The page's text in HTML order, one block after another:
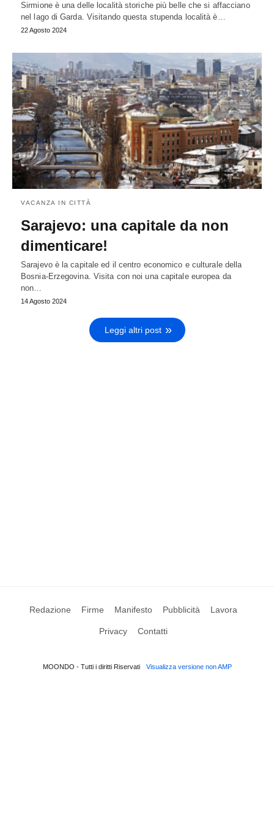
Sirmione è una delle località storiche più belle che si affacciano
nel lago di Garda. Visitando questa stupenda località è…
22 Agosto 2024
VACANZA IN CITTÀ
Sarajevo: una capitale da non
dimenticare!
Sarajevo è la capitale ed il centro economico e culturale della
Bosnia-Erzegovina. Visita con noi una capitale europea da
non…
14 Agosto 2024
Leggi altri post
Redazione Firme Manifesto Pubblicità Lavora
Privacy Contatti
MOONDO - Tutti i diritti Riservati Visualizza versione non AMP